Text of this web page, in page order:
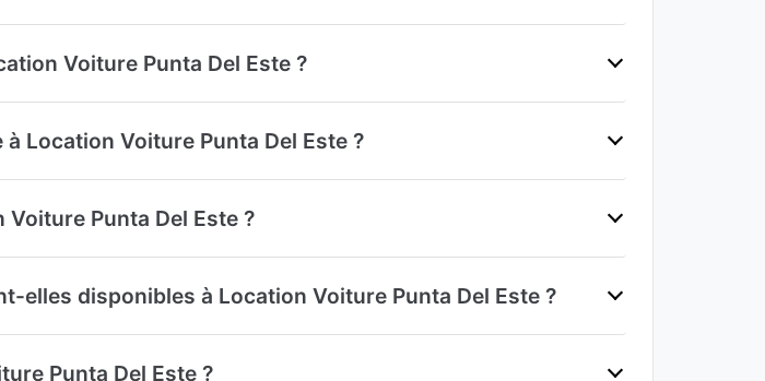
Voiture Punta Del Este ?
Location Voiture Punta Del Este ?
Punta Del Este ?
elles disponibles à Location Voiture Punta Del Este ?
Punta Del Este ?